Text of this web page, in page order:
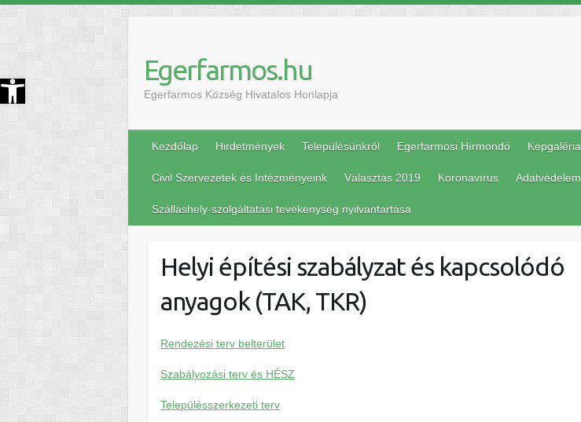
Eszköztár megnyitása Egerfarmos.hu
Egerfarmos Község Hivatalos Honlapja
Kezdőlap Hirdetmények Településünkről Egerfarmosi Hírmondó Képgaléria
Civil Szervezetek és Intézményeink Választás 2019 Koronavírus Adatvédelem
Szálláshely-szolgáltatási tevékenység nyilvántartása
Helyi építési szabályzat és kapcsolódó
anyagok (TAK, TKR)
Rendezési terv belterület
Szabályozási terv és HÉSZ
Településszerkezeti terv